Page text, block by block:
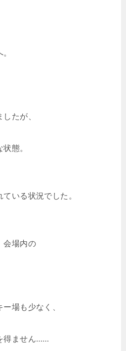
たが、
態。
いる状況でした。
会場内の
場も少なく、
得ません……